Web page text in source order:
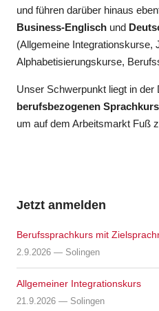
und führen darüber hinaus
Business-Englisch und
(Allgemeine Integrationskurse,
Alphabetisierungskurse,
Unser Schwerpunkt liegt in der
berufsbezogenen
um auf dem Arbeitsmarkt Fuß
Jetzt anmelden
Berufssprachkurs mit
2.9.2026 — Solingen
Allgemeiner Integrationskurs
21.9.2026 — Solingen